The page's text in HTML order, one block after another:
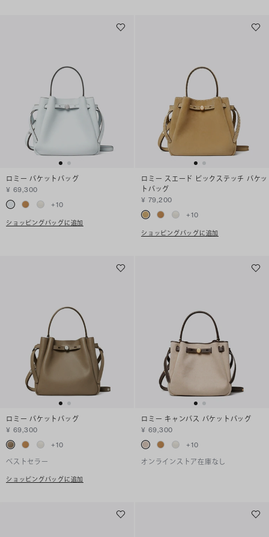
ロミー バケットバッグ
¥ 69,300
+10
ショッピングバッグに追加
ロミー スエード ピックステッチ バケッ
トバッグ
¥ 79,200
+10
ショッピングバッグに追加
ロミー バケットバッグ
¥ 69,300
+10
ベストセラー
ショッピングバッグに追加
ロミー キャンバス バケットバッグ
¥ 69,300
+10
オンラインストア在庫なし